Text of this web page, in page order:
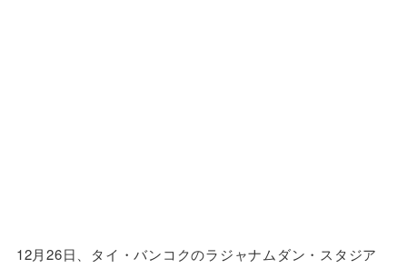
12月26日、タイ・バンコクのラジャナムダン・スタジア